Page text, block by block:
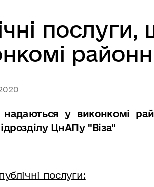
надаються у виконкомі
ЦнАПу "Віза"
послуги: